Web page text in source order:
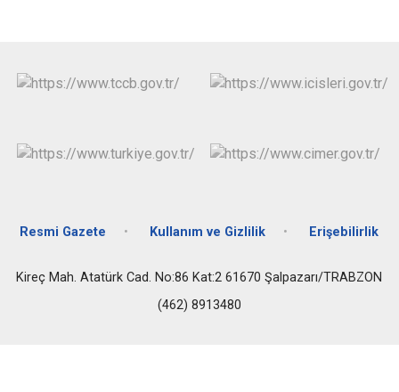
Resmi Gazete Kullanım ve Gizlilik Erişebilirlik
Kireç Mah. Atatürk Cad. No:86 Kat:2 61670 Şalpazarı/TRABZON
(462) 8913480